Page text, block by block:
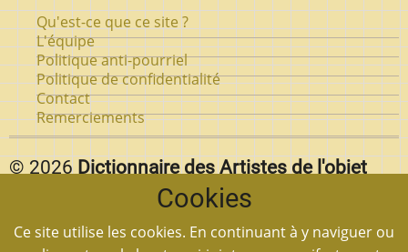
Pied
de
page
Qu'est-ce que ce site ?
L'équipe
Politique anti-pourriel
Politique de confidentialité
Contact
Remerciements
© 2026 Dictionnaire des Artistes de l'objet
Vous pouvez reproduire textuellement des pages de
Cookies
Ce site utilise les cookies. En continuant à y naviguer ou